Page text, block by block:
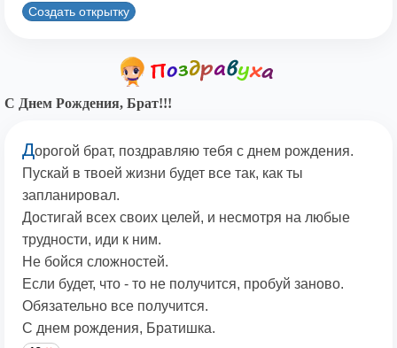
Создать открытку
С Днем Рождения, Брат!!!
Дорогой брат, поздравляю тебя с днем рождения.
Пускай в твоей жизни будет все так, как ты
запланировал.
Достигай всех своих целей, и несмотря на любые
трудности, иди к ним.
Не бойся сложностей.
Если будет, что - то не получится, пробуй заново.
Обязательно все получится.
С днем рождения, Братишка.